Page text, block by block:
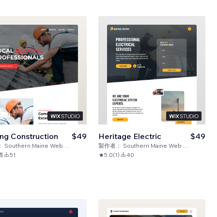
Construction
Southern Maine Web Design
$49
51
Heritage Electric
製作者： Southern Maine Web Design
$49
5.0(1) 40